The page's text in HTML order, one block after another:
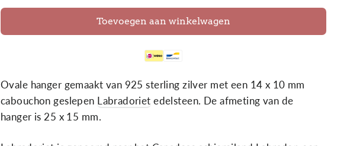
Toevoegen aan winkelwagen
Supported payment methods
Ovale hanger gemaakt van 925 sterling zilver met een 14 x 10 mm
cabouchon geslepen Labradoriet edelsteen. De afmeting van de
hanger is 25 x 15 mm.